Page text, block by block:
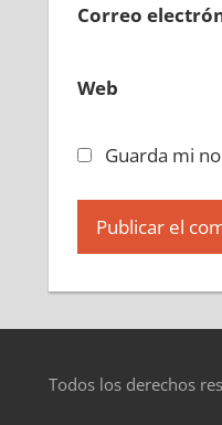
Correo
Web
Guarda mi
Todos los derechos